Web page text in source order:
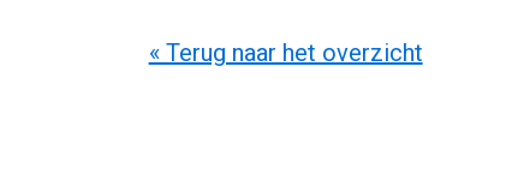
« Terug naar het overzicht